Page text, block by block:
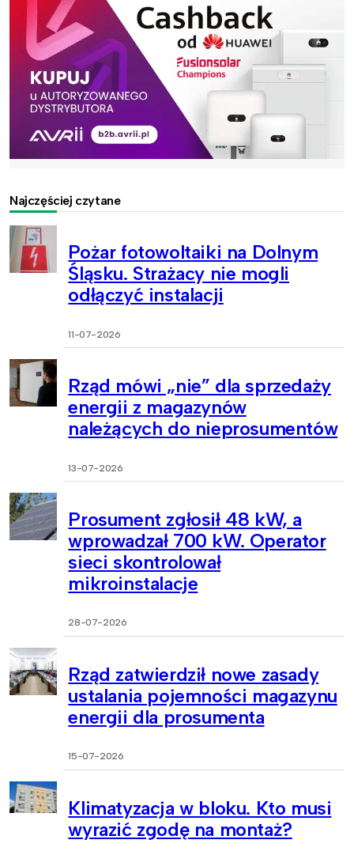
Najczęściej czytane
Pożar fotowoltaiki na Dolnym
Śląsku. Strażacy nie mogli
odłączyć instalacji
11-07-2026
Rząd mówi „nie” dla sprzedaży
energii z magazynów
należących do nieprosumentów
13-07-2026
Prosument zgłosił 48 kW, a
wprowadzał 700 kW. Operator
sieci skontrolował
mikroinstalacje
28-07-2026
Rząd zatwierdził nowe zasady
ustalania pojemności magazynu
energii dla prosumenta
15-07-2026
Klimatyzacja w bloku. Kto musi
wyrazić zgodę na montaż?